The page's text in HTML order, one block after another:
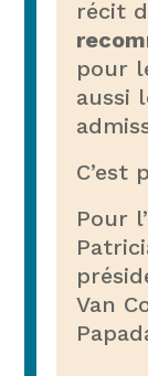
récit
pour
aussi
C’est
Pour
Van